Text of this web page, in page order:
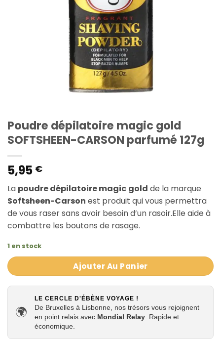
Poudre dépilatoire magic gold
SOFTSHEEN-CARSON parfumé 127g
5,95 €
La poudre dépilatoire magic gold de la marque
Softsheen-Carson est produit qui vous permettra
de vous raser sans avoir besoin d’un rasoir.Elle aide à
combattre les boutons de rasage.
1 en stock
Ajouter Au Panier
🌍
LE CERCLE D'ÉBÈNE VOYAGE !
De Bruxelles à Lisbonne, nos trésors vous rejoignent
en point relais avec Mondial Relay. Rapide et
économique.